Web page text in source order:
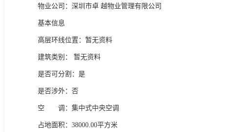
物业公司：深圳市卓 越物业管理有限公司
基本信息
高层环线位置：暂无资料
建筑类别： 暂无资料
是否可分割：是
是否涉外：否
空 调：集中式中央空调
占地面积：38000.00平方米